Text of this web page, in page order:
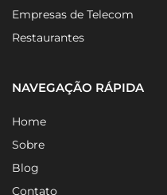
Empresas de Telecom
Restaurantes
NAVEGAÇÃO RÁPIDA
Home
Sobre
Blog
Contato